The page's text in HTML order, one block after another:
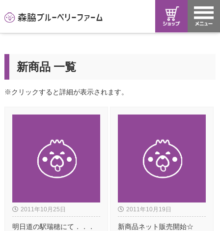
新商品 一覧
※クリックすると詳細が表示されます。
2011年10月25日
明日道の駅瑞穂にて．．．
2011年10月19日
新商品ネット販売開始☆